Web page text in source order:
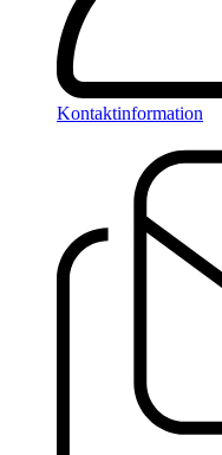
Kontaktinformation